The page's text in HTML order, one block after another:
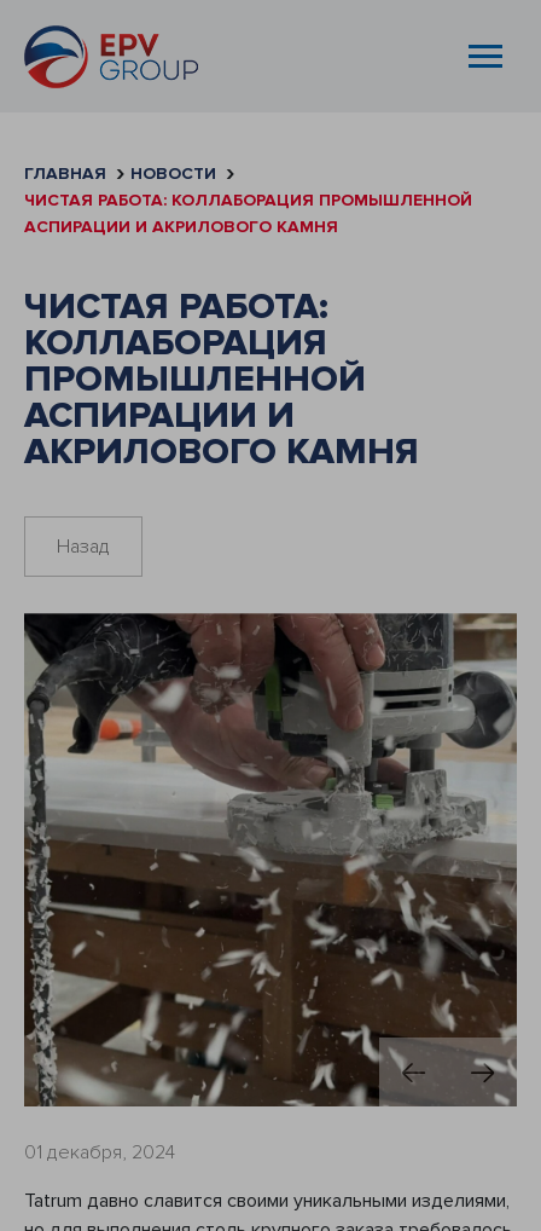
ГЛАВНАЯ
НОВОСТИ
ЧИСТАЯ РАБОТА: КОЛЛАБОРАЦИЯ ПРОМЫШЛЕННОЙ
АСПИРАЦИИ И АКРИЛОВОГО КАМНЯ
ЧИСТАЯ РАБОТА:
КОЛЛАБОРАЦИЯ
ПРОМЫШЛЕННОЙ
АСПИРАЦИИ И
АКРИЛОВОГО КАМНЯ
Назад
01 декабря, 2024
Tatrum давно славится своими уникальными изделиями,